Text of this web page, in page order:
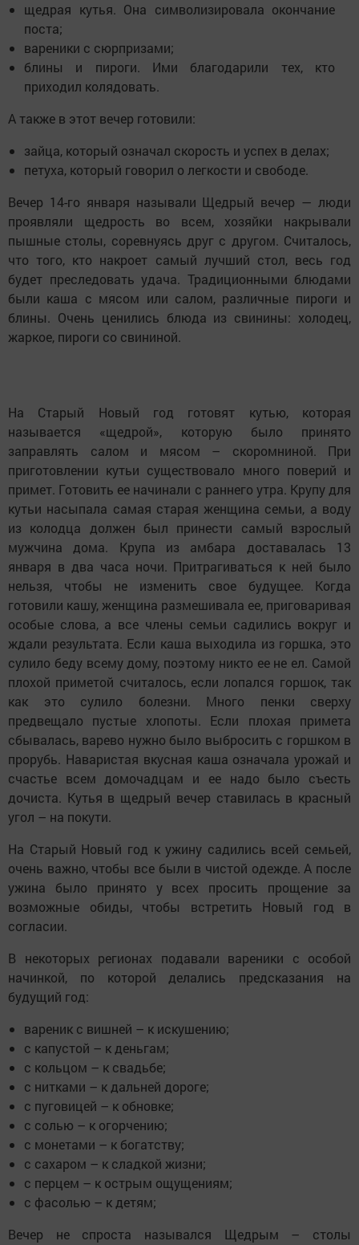
щедрая кутья. Она символизировала окончание
поста;
вареники с сюрпризами;
блины и пироги. Ими благодарили тех, кто
приходил колядовать.
А также в этот вечер готовили:
зайца, который означал скорость и успех в делах;
петуха, который говорил о легкости и свободе.
Вечер 14-го января называли Щедрый вечер — люди
проявляли щедрость во всем, хозяйки накрывали
пышные столы, соревнуясь друг с другом. Считалось,
что того, кто накроет самый лучший стол, весь год
будет преследовать удача. Традиционными блюдами
были каша с мясом или салом, различные пироги и
блины. Очень ценились блюда из свинины: холодец,
жаркое, пироги со свининой.
На Старый Новый год готовят кутью, которая
называется «щедрой», которую было принято
заправлять салом и мясом – скоромниной. При
приготовлении кутьи существовало много поверий и
примет. Готовить ее начинали с раннего утра. Крупу для
кутьи насыпала самая старая женщина семьи, а воду
из колодца должен был принести самый взрослый
мужчина дома. Крупа из амбара доставалась 13
января в два часа ночи. Притрагиваться к ней было
нельзя, чтобы не изменить свое будущее. Когда
готовили кашу, женщина размешивала ее, приговаривая
особые слова, а все члены семьи садились вокруг и
ждали результата. Если каша выходила из горшка, это
сулило беду всему дому, поэтому никто ее не ел. Самой
плохой приметой считалось, если лопался горшок, так
как это сулило болезни. Много пенки сверху
предвещало пустые хлопоты. Если плохая примета
сбывалась, варево нужно было выбросить с горшком в
прорубь. Наваристая вкусная каша означала урожай и
счастье всем домочадцам и ее надо было съесть
дочиста. Кутья в щедрый вечер ставилась в красный
угол – на покути.
На Старый Новый год к ужину садились всей семьей,
очень важно, чтобы все были в чистой одежде. А после
ужина было принято у всех просить прощение за
возможные обиды, чтобы встретить Новый год в
согласии.
В некоторых регионах подавали вареники с особой
начинкой, по которой делались предсказания на
будущий год:
вареник с вишней – к искушению;
с капустой – к деньгам;
с кольцом – к свадьбе;
с нитками – к дальней дороге;
с пуговицей – к обновке;
с солью – к огорчению;
с монетами – к богатству;
с сахаром – к сладкой жизни;
с перцем – к острым ощущениям;
с фасолью – к детям;
Вечер не спроста назывался Щедрым – столы